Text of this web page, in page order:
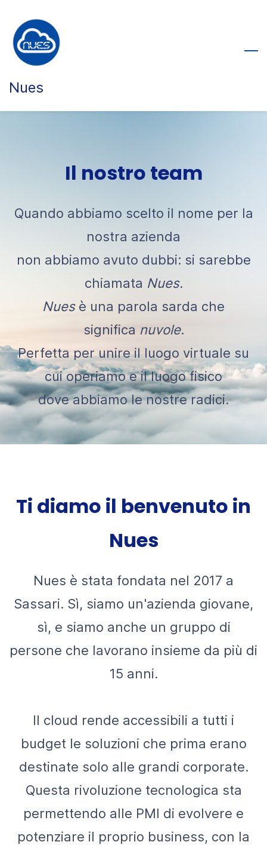
main
content
Nues
Il nostro team
Quando abbiamo scelto il nome per la
nostra azienda
non abbiamo avuto dubbi: si sarebbe
chiamata Nues.
Nuesè una parola sarda che
significa nuvole.
Perfetta per unire il luogo virtuale su
cui operiamo e il luogo fisico
dove abbiamo le nostre radici.
​​Ti diamo il benvenuto in
Nues
Nues è stata fondata nel 2017 a
Sassari. Sì, siamo un'azienda giovane,
sì, e siamo anche un gruppo di
persone che lavorano insieme da più di
15 anni.
Il cloud rende accessibili a tutti i
budget le soluzioni che prima erano
destinate solo alle grandi corporate.
Questa rivoluzione tecnologica sta
permettendo alle PMI di evolvere e
potenziare il proprio business, con la